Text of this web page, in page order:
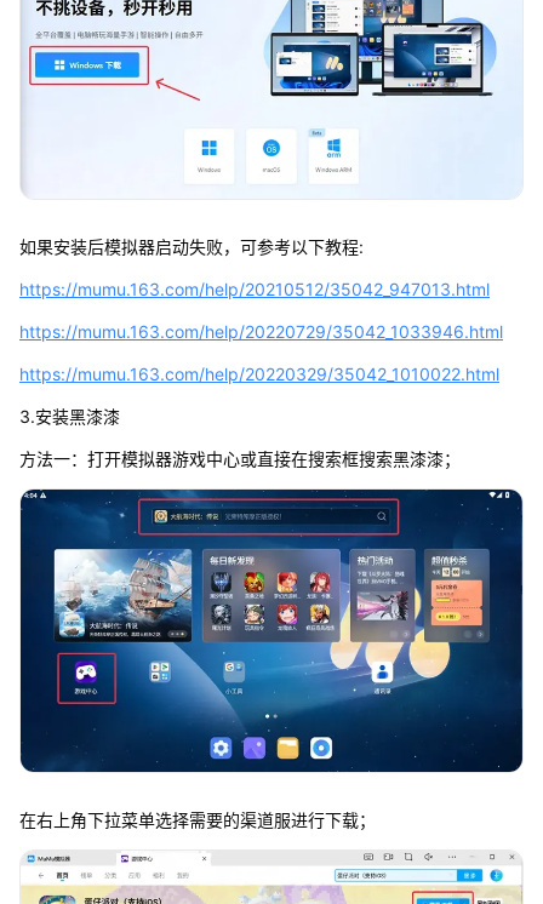
如果安装后模拟器启动失败，可参考以下教程:
https://mumu.163.com/help/20210512/35042_947013.html
https://mumu.163.com/help/20220729/35042_1033946.html
https://mumu.163.com/help/20220329/35042_1010022.html
3.安装黑漆漆
方法一：打开模拟器游戏中心或直接在搜索框搜索黑漆漆；
在右上角下拉菜单选择需要的渠道服进行下载；